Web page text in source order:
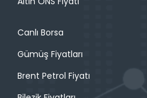
Canlı Borsa
Gümüş Fiyatları
Brent Petrol Fiyatı